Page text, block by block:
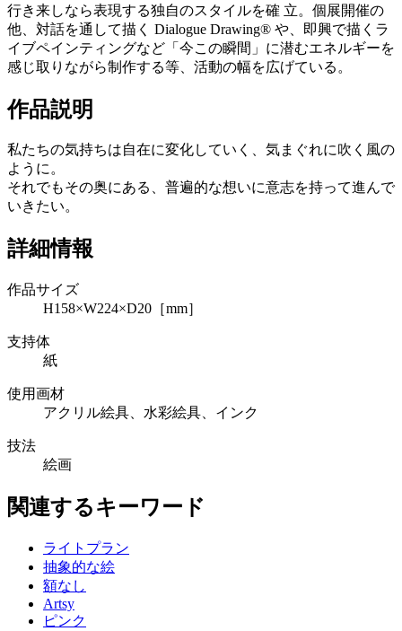
行き来しなら表現する独自のスタイルを確 立。個展開催の
他、対話を通して描く Dialogue Drawing® や、即興で描くラ
イブペインティングなど「今この瞬間」に潜むエネルギーを
感じ取りながら制作する等、活動の幅を広げている。
作品説明
私たちの気持ちは自在に変化していく、気まぐれに吹く風の
ように。
それでもその奥にある、普遍的な想いに意志を持って進んで
いきたい。
詳細情報
作品サイズ
H158×W224×D20［mm］
支持体
紙
使用画材
アクリル絵具、水彩絵具、インク
技法
絵画
関連するキーワード
ライトプラン
抽象的な絵
額なし
Artsy
ピンク